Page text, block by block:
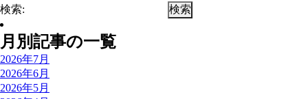
検索:
月別記事の一覧
2026年7月
2026年6月
2026年5月